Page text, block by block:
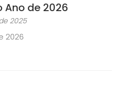
Ano de 2026
2025
2026